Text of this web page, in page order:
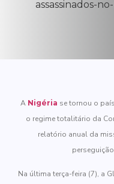
A Nigéria se tornou o
o regime totalitário da
relatório anual da
Na última terça-feira (7), a